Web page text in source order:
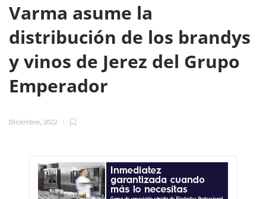
Varma asume la
distribución de los brandys
y vinos de Jerez del Grupo
Emperador
Diciembre, 2022